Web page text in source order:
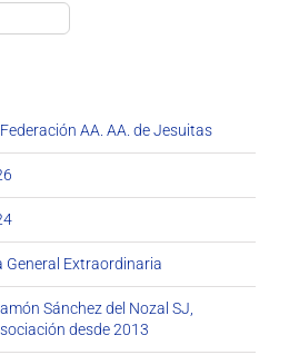
AA. AA. de Jesuitas
General Extraordinaria
Sánchez del Nozal SJ,
desde 2013